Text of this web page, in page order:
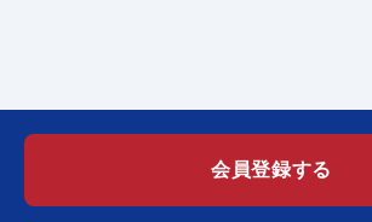
会員登録する